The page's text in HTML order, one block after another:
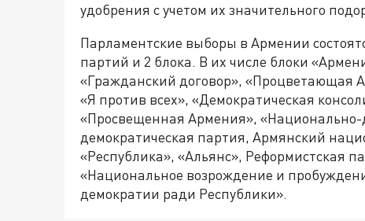
удобрения с учетом их значительного
Парламентские выборы в Армении
партий и 2 блока. В их числе блоки
«Гражданский договор», «Процветающая
«Я против всех», «Демократическая
«Просвещенная Армения», «Национально-
демократическая партия, Армянский
«Республика», «Альянс», Реформистская
«Национальное возрождение и
демократии ради Республики».